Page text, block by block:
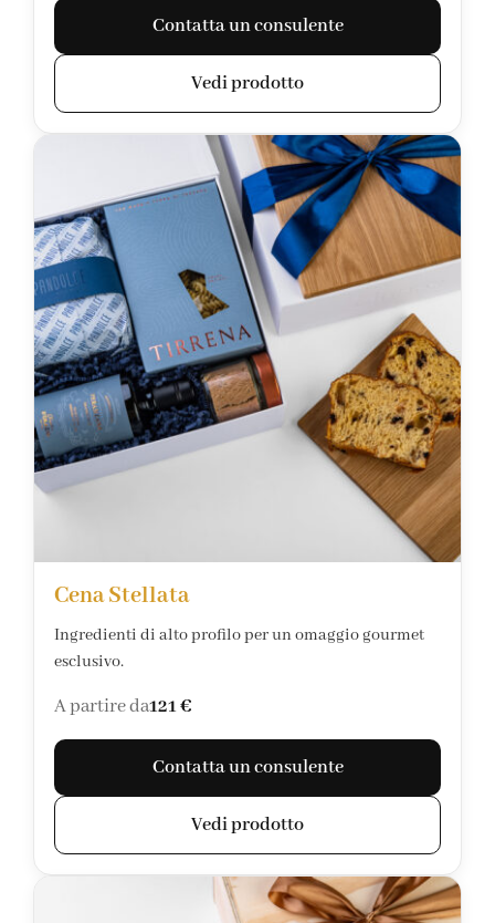
Contatta un consulente
Vedi prodotto
Cena Stellata
Ingredienti di alto profilo per un omaggio gourmet
esclusivo.
A partire da121 €
Contatta un consulente
Vedi prodotto